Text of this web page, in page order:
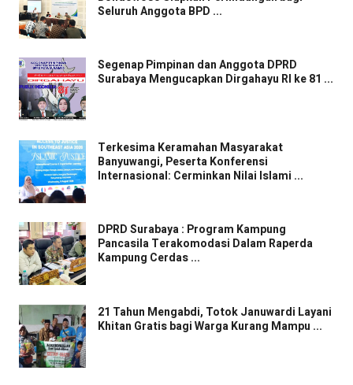
Seluruh Anggota BPD ...
Segenap Pimpinan dan Anggota DPRD
Surabaya Mengucapkan Dirgahayu RI ke 81 ...
Terkesima Keramahan Masyarakat
Banyuwangi, Peserta Konferensi
Internasional: Cerminkan Nilai Islami ...
DPRD Surabaya : Program Kampung
Pancasila Terakomodasi Dalam Raperda
Kampung Cerdas ...
21 Tahun Mengabdi, Totok Januwardi Layani
Khitan Gratis bagi Warga Kurang Mampu ...